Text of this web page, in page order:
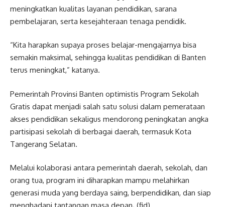
meningkatkan kualitas layanan pendidikan, sarana
pembelajaran, serta kesejahteraan tenaga pendidik.
“Kita harapkan supaya proses belajar-mengajarnya bisa
semakin maksimal, sehingga kualitas pendidikan di Banten
terus meningkat,” katanya.
Pemerintah Provinsi Banten optimistis Program Sekolah
Gratis dapat menjadi salah satu solusi dalam pemerataan
akses pendidikan sekaligus mendorong peningkatan angka
partisipasi sekolah di berbagai daerah, termasuk Kota
Tangerang Selatan.
Melalui kolaborasi antara pemerintah daerah, sekolah, dan
orang tua, program ini diharapkan mampu melahirkan
generasi muda yang berdaya saing, berpendidikan, dan siap